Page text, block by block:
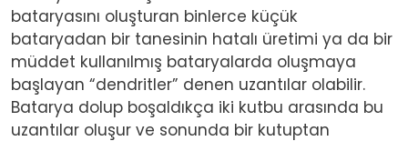
bataryasını oluşturan binlerce küçük
bataryadan bir tanesinin hatalı üretimi ya da bir
müddet kullanılmış bataryalarda oluşmaya
başlayan “dendritler” denen uzantılar olabilir.
Batarya dolup boşaldıkça iki kutbu arasında bu
uzantılar oluşur ve sonunda bir kutuptan